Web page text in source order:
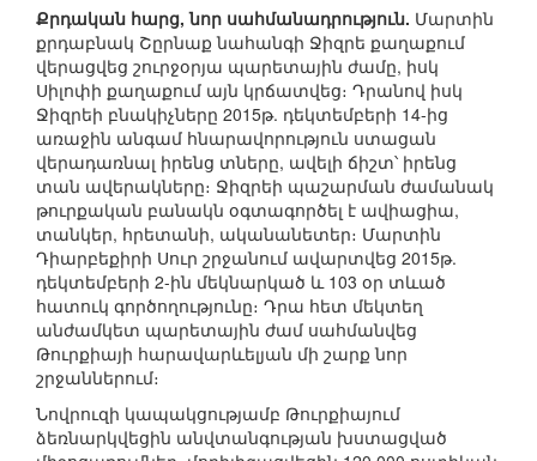
Քրդական հարց, նոր սահմանադրություն. Մարտին
քրդաբնակ Շըրնաք նահանգի Ջիզրե քաղաքում
վերացվեց շուրջօրյա պարետային ժամը, իսկ
Սիլոփի քաղաքում այն կրճատվեց։ Դրանով իսկ
Ջիզրեի բնակիչները 2015թ. դեկտեմբերի 14-ից
առաջին անգամ հնարավորություն ստացան
վերադառնալ իրենց տները, ավելի ճիշտ՝ իրենց
տան ավերակները։ Ջիզրեի պաշարման ժամանակ
թուրքական բանակն օգտագործել է ավիացիա,
տանկեր, հրետանի, ականանետեր։ Մարտին
Դիարբեքիրի Սուր շրջանում ավարտվեց 2015թ.
դեկտեմբերի 2-ին մեկնարկած և 103 օր տևած
հատուկ գործողությունը։ Դրա հետ մեկտեղ
անժամկետ պարետային ժամ սահմանվեց
Թուրքիայի հարավարևելյան մի շարք նոր
շրջաններում։
Նովրուզի կապակցությամբ Թուրքիայում
ձեռնարկվեցին անվտանգության խստացված